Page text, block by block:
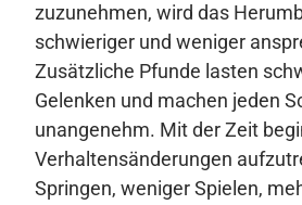
zuzunehmen, wird das
schwieriger und weniger
Zusätzliche Pfunde lasten
Gelenken und machen jeden
unangenehm. Mit der Zeit
Verhaltensänderungen
Springen, weniger Spielen,